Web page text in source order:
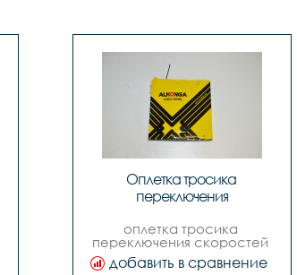
Оплетка тросика
переключения
оплетка тросика
переключения скоростей
quotalhongaquot, толщина
4 мм, продольное
добавить в сравнение